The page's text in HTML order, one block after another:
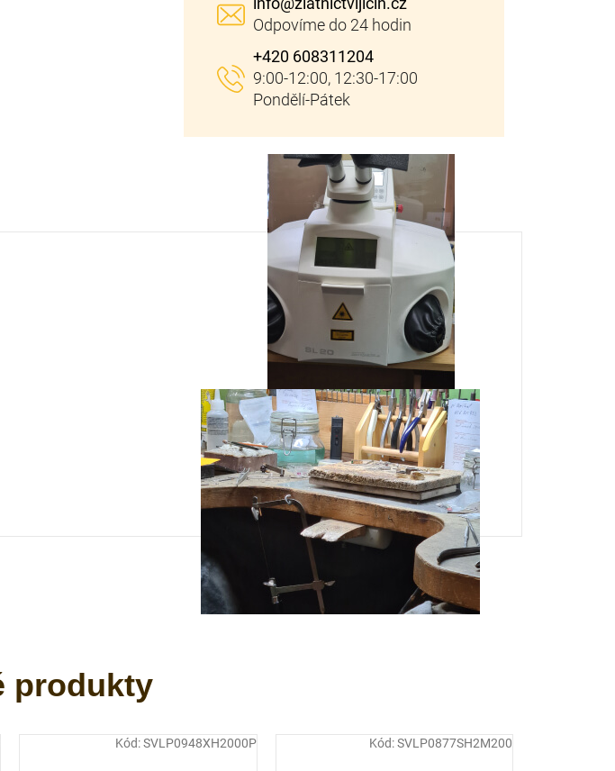
+420 608311204
Kód:SVLP0948XH2000P Kód:SVLP0877SH2M200